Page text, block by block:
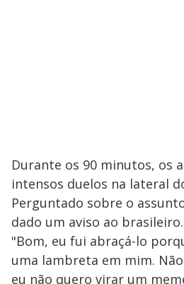
Durante os 90 minutos, os
intensos duelos na lateral
Perguntado sobre o
dado um aviso ao brasileiro.
"Bom, eu fui abraçá-lo
uma lambreta em mim.
eu não quero virar um